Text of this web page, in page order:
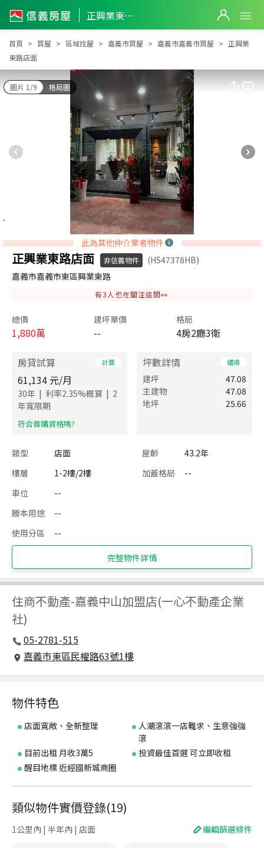
正興業東路店面
正興業東路店面
首頁 買屋 區域找屋 嘉義市買屋 嘉義市嘉義市買屋
正興業
東路店面
圖片 1/9 格局圖
此為其他仲介業者物件
正興業東路店面 非信義物件
(HS47378HB)
嘉義市嘉義市東區興業東路
有3 人也在關注這間👀
總價
1,880萬
建坪單價
--
格局
4房2廳3衛
房貸試算 計算
61,134 元/月
30年 | 利率2.35%概算 | 2
年寬限期
​符合首購資格嗎?
坪數詳情 細項
建坪
47.08
主建物
47.08
地坪
25.66
類型 店面 屋齡
43.2年
樓層
1-2樓/2樓 加蓋格局
--
車位
--
謄本用途
--
使用分區
--
完整物件詳情
住商不動產-嘉義中山加盟店(一心不動產企業
社)
05-2781-515
嘉義市東區民權路63號1樓
物件特色
店面寬敞、全新整理
人潮滾滾一店難求、生意強強
滾
目前出租 月收3萬5
投資最佳首選 可立即收租
醒目地標 近經國新城商圈
類似物件實價登錄(19)
1公里內 | 半年內 | 店面 編輯篩選條件